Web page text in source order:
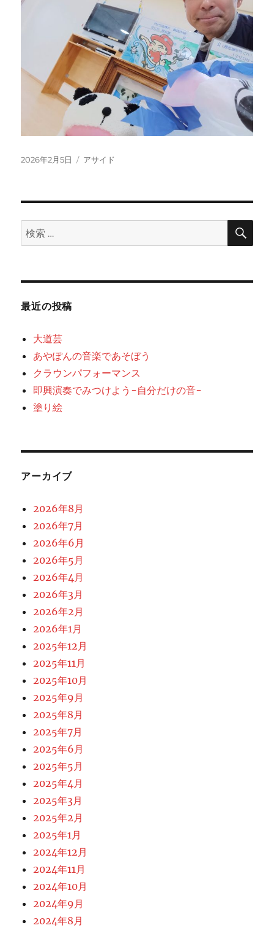
投
2026年2月5日
フ
ト
アサイド
検
索:
検
最近の投稿
大道芸
あやぽんの音楽であそぼう
クラウンパフォーマンス
即興演奏でみつけよう-自分だけの音-
塗り絵
アーカイブ
2026年8月
2026年7月
2026年6月
2026年5月
2026年4月
2026年3月
2026年2月
2026年1月
2025年12月
2025年11月
2025年10月
2025年9月
2025年8月
2025年7月
2025年6月
2025年5月
2025年4月
2025年3月
2025年2月
2025年1月
2024年12月
2024年11月
2024年10月
2024年9月
2024年8月